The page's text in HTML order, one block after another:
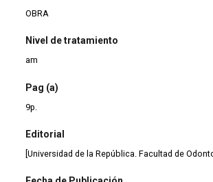
OBRA
Nivel de tratamiento
am
Pag (a)
9p.
Editorial
[Universidad de la República. Facultad de